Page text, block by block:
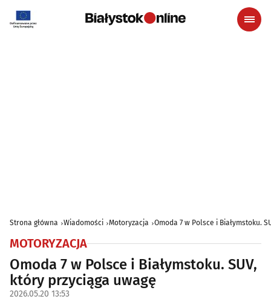
Strona główna Wiadomości Motoryzacja Omoda 7 w Polsce i Białymstoku.
MOTORYZACJA
Omoda 7 w Polsce i Białymstoku. SUV,
który przyciąga uwagę
2026.05.20 13:53